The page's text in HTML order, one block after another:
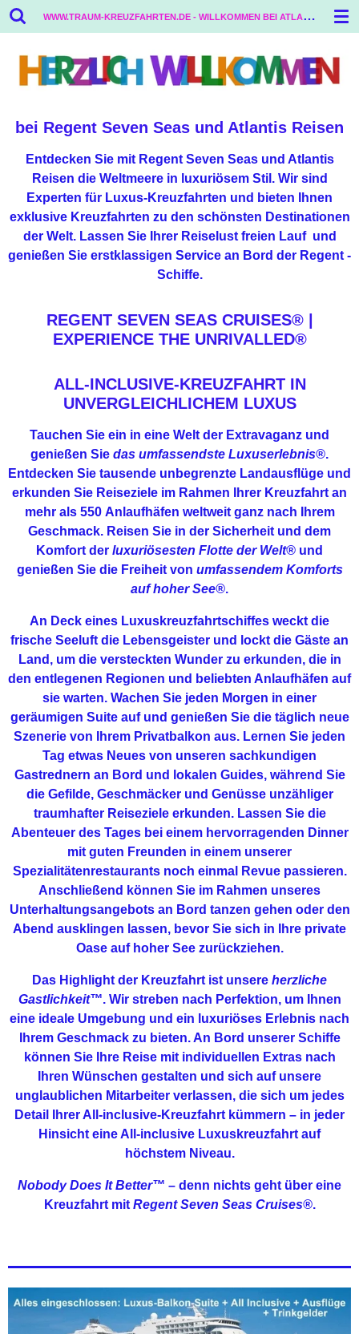
Zum
Hauptinhalt
springen
W
WW.TRAUM-KREUZFAHRTEN.DE - WILLKOMMEN BEI ATLANTIS REISEN
bei Regent Seven Seas und Atlantis Reisen
Entdecken Sie mit Regent Seven Seas und Atlantis
Reisen die Weltmeere in luxuriösem Stil. Wir sind
Experten für Luxus-Kreuzfahrten und bieten Ihnen
exklusive Kreuzfahrten zu den schönsten Destinationen
der Welt. Lassen Sie Ihrer Reiselust freien Lauf und
genießen Sie erstklassigen Service an Bord der Regent -
Schiffe.
REGENT SEVEN SEAS CRUISES® |
EXPERIENCE THE UNRIVALLED®
ALL-INCLUSIVE-KREUZFAHRT IN
UNVERGLEICHLICHEM LUXUS
Tauchen Sie ein in eine Welt der Extravaganz und
genießen Sie das umfassendste Luxuserlebnis®.
Entdecken Sie tausende unbegrenzte Landausflüge und
erkunden Sie Reiseziele im Rahmen Ihrer Kreuzfahrt an
mehr als 550 Anlaufhäfen weltweit ganz nach Ihrem
Geschmack. Reisen Sie in der Sicherheit und dem
Komfort der luxuriösesten Flotte der Welt® und
genießen Sie die Freiheit von umfassendem Komforts
auf hoher See®.
An Deck eines Luxuskreuzfahrtschiffes weckt die
frische Seeluft die Lebensgeister und lockt die Gäste an
Land, um die versteckten Wunder zu erkunden, die in
den entlegenen Regionen und beliebten Anlaufhäfen auf
sie warten. Wachen Sie jeden Morgen in einer
geräumigen Suite auf und genießen Sie die täglich neue
Szenerie von Ihrem Privatbalkon aus. Lernen Sie jeden
Tag etwas Neues von unseren sachkundigen
Gastrednern an Bord und lokalen Guides, während Sie
die Gefilde, Geschmäcker und Genüsse unzähliger
traumhafter Reiseziele erkunden. Lassen Sie die
Abenteuer des Tages bei einem hervorragenden Dinner
mit guten Freunden in einem unserer
Spezialitätenrestaurants noch einmal Revue passieren.
Anschließend können Sie im Rahmen unseres
Unterhaltungsangebots an Bord tanzen gehen oder den
Abend ausklingen lassen, bevor Sie sich in Ihre private
Oase auf hoher See zurückziehen.
Das Highlight der Kreuzfahrt ist unsere herzliche
Gastlichkeit™. Wir streben nach Perfektion, um Ihnen
eine ideale Umgebung und ein luxuriöses Erlebnis nach
Ihrem Geschmack zu bieten. An Bord unserer Schiffe
können Sie Ihre Reise mit individuellen Extras nach
Ihren Wünschen gestalten und sich auf unsere
unglaublichen Mitarbeiter verlassen, die sich um jedes
Detail Ihrer All-inclusive-Kreuzfahrt kümmern – in jeder
Hinsicht eine All-inclusive Luxuskreuzfahrt auf
höchstem Niveau.
Nobody Does It Better™ – denn nichts geht über eine
Kreuzfahrt mit Regent Seven Seas Cruises®.